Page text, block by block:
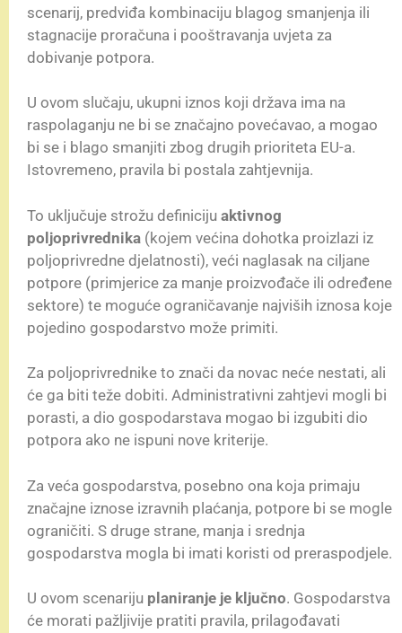
scenarij, predviđa kombinaciju blagog smanjenja ili
stagnacije proračuna i pooštravanja uvjeta za
dobivanje potpora.
U ovom slučaju, ukupni iznos koji država ima na
raspolaganju ne bi se značajno povećavao, a mogao
bi se i blago smanjiti zbog drugih prioriteta EU-a.
Istovremeno, pravila bi postala zahtjevnija.
To uključuje strožu definiciju aktivnog
poljoprivrednika (kojem većina dohotka proizlazi iz
poljoprivredne djelatnosti), veći naglasak na ciljane
potpore (primjerice za manje proizvođače ili određene
sektore) te moguće ograničavanje najviših iznosa koje
pojedino gospodarstvo može primiti.
Za poljoprivrednike to znači da novac neće nestati, ali
će ga biti teže dobiti. Administrativni zahtjevi mogli bi
porasti, a dio gospodarstava mogao bi izgubiti dio
potpora ako ne ispuni nove kriterije.
Za veća gospodarstva, posebno ona koja primaju
značajne iznose izravnih plaćanja, potpore bi se mogle
ograničiti. S druge strane, manja i srednja
gospodarstva mogla bi imati koristi od preraspodjele.
U ovom scenariju planiranje je ključno. Gospodarstva
će morati pažljivije pratiti pravila, prilagođavati